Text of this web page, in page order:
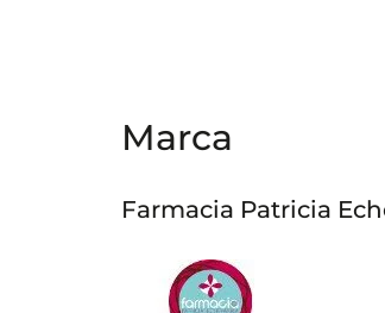
Marca
Farmacia Patricia